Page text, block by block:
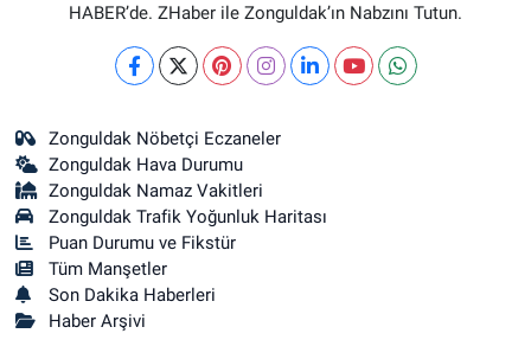
HABER’de. ZHaber ile Zonguldak’ın Nabzını Tutun.
Zonguldak Nöbetçi Eczaneler
Zonguldak Hava Durumu
Zonguldak Namaz Vakitleri
Zonguldak Trafik Yoğunluk Haritası
Puan Durumu ve Fikstür
Tüm Manşetler
Son Dakika Haberleri
Haber Arşivi